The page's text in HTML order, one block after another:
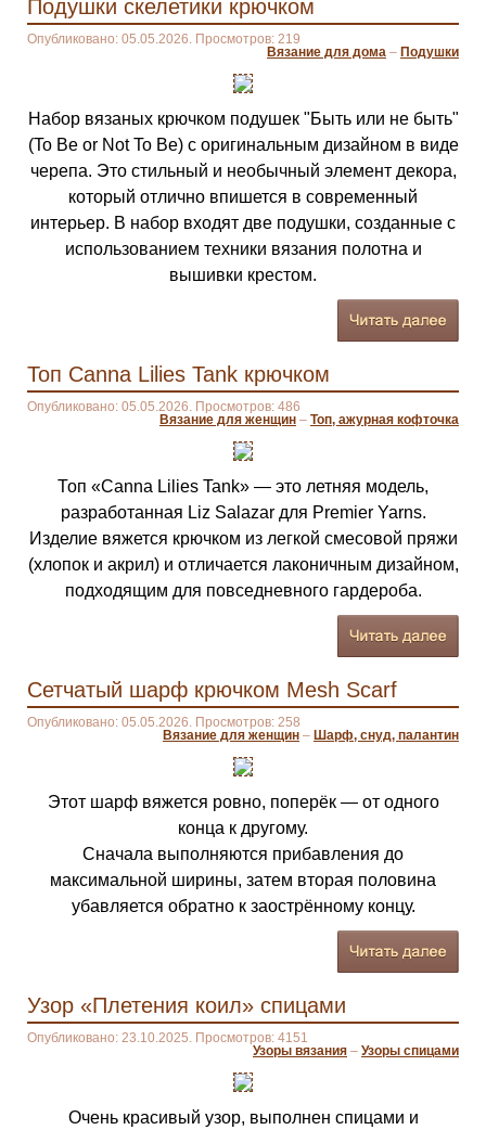
Подушки скелетики крючком
Опубликовано: 05.05.2026. Просмотров: 219
Вязание для дома – Подушки
Набор вязаных крючком подушек "Быть или не быть"
(To Be or Not To Be) с оригинальным дизайном в виде
черепа. Это стильный и необычный элемент декора,
который отлично впишется в современный
интерьер. В набор входят две подушки, созданные с
использованием техники вязания полотна и
вышивки крестом.
Топ Canna Lilies Tank крючком
Опубликовано: 05.05.2026. Просмотров: 486
Вязание для женщин – Топ, ажурная кофточка
Топ «Canna Lilies Tank» — это летняя модель,
разработанная Liz Salazar для Premier Yarns.
Изделие вяжется крючком из легкой смесовой пряжи
(хлопок и акрил) и отличается лаконичным дизайном,
подходящим для повседневного гардероба.
Сетчатый шарф крючком Mesh Scarf
Опубликовано: 05.05.2026. Просмотров: 258
Вязание для женщин – Шарф, снуд, палантин
Этот шарф вяжется ровно, поперёк — от одного
конца к другому.
Сначала выполняются прибавления до
максимальной ширины, затем вторая половина
убавляется обратно к заострённому концу.
Узор «Плетения коил» спицами
Опубликовано: 23.10.2025. Просмотров: 4151
Узоры вязания – Узоры спицами
Очень красивый узор, выполнен спицами и